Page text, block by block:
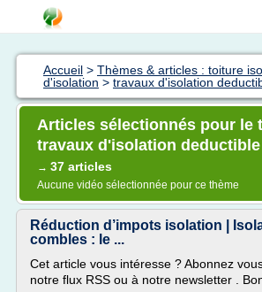
Accueil > Thèmes & articles : toiture
d'isolation > travaux d'isolation
Articles sélectionnés pour le
travaux d'isolation
→ 37 articles
Aucune vidéo sélectionnée pour ce thème
Réduction d’impots isolation |
combles : le ...
Cet article vous intéresse ? Abonnez
notre flux RSS ou à notre newsletter .